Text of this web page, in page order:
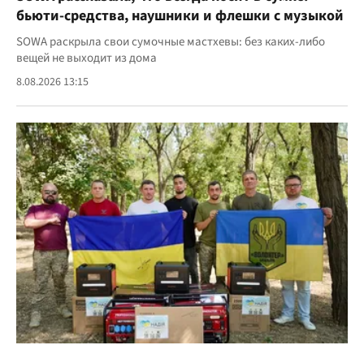
бьюти-средства, наушники и флешки с музыкой
SOWA раскрыла свои сумочные мастхевы: без каких-либо
вещей не выходит из дома
8.08.2026 13:15